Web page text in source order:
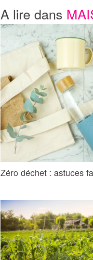
A lire dans
Zéro déchet : astuces